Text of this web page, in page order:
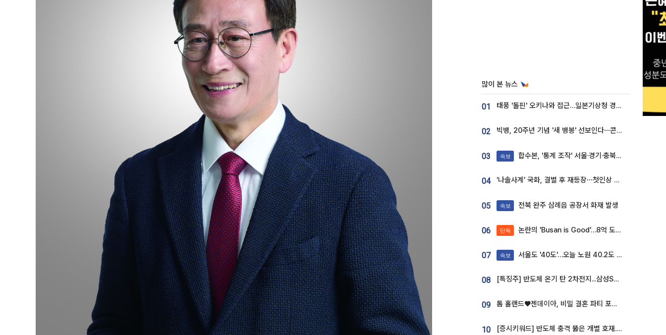
많이 본 뉴스
01 태풍 '돌핀' 오키나와 접근…일본기상청 경로 업데이트
02 빅뱅, 20주년 기념 '새 뱅봉' 선보인다⋯콘서트 앞두고 팝업 개최
03 속보 합수본, '통계 조작' 서울·경기·충북 선관위 등 추가 압수수색
04 ‘나솔사계’ 국화, 결별 후 재등장⋯첫인상 투표 휩쓸고 ‘인기녀’ 등극
05 속보 전북 완주 삼례읍 공장서 화재 발생
06 단독 논란의 'Busan is Good'…8억 도시브랜드, 용산 대통령실 CI 업체가 수행
07 속보 서울도 '40도'…오늘 노원 40.2도 기록
08 [특징주] 반도체 온기 탄 2차전지...삼성SDI, 장 초반 7% 넘게 껑충
09 톰 홀랜드♥젠데이아, 비밀 결혼 파티 포착⋯호텔 대관비만 9억
10 [증시키워드] 반도체 충격 뚫은 개별 호재...포스코퓨처엠·에코프로·한화솔루션 '눈길'